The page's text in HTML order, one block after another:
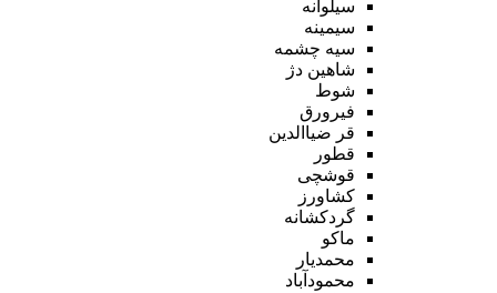
سیلوانه
سیمینه
سیه چشمه
شاهین دژ
شوط
فیرورق
قر ضیاالدین
قطور
قوشچی
کشاورز
گردکشانه
ماکو
محمدیار
محمودآباد